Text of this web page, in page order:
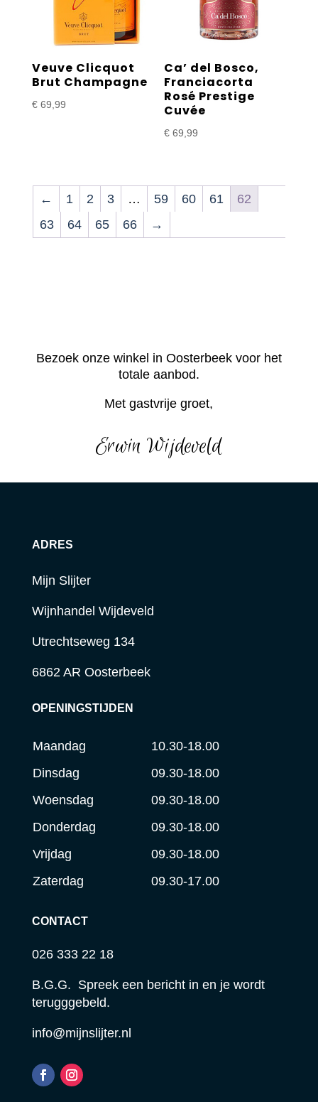
Veuve Clicquot
Brut Champagne
€69,99
Ca’ del Bosco,
Franciacorta
Rosé Prestige
Cuvée
€ 69,99
← 1 2 3 … 59 60 61
62
63
64 65 66 →
Bezoek onze winkel in Oosterbeek voor het
totale aanbod.
Met gastvrije groet,
Erwin Wijdeveld
ADRES
Mijn Slijter
Wijnhandel Wijdeveld
Utrechtseweg 134
6862 AR Oosterbeek
OPENINGSTIJDEN
Maandag
10.30-18.00
Dinsdag
09.30-18.00
Woensdag
09.30-18.00
Donderdag
09.30-18.00
Vrijdag
09.30-18.00
Zaterdag
09.30-17.00
CONTACT
026 333 22 18
B.G.G. Spreek een bericht in en je wordt
terugggebeld.
info@mijnslijter.nl